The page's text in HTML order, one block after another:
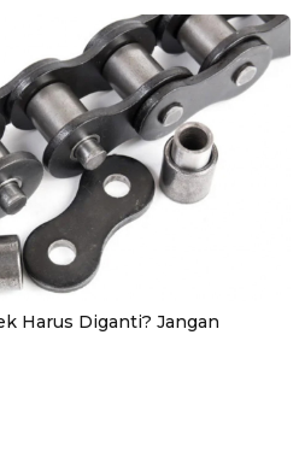
Harus Diganti? Jangan